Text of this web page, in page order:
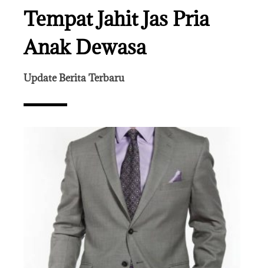
Tempat Jahit Jas Pria
Anak Dewasa
Update Berita Terbaru